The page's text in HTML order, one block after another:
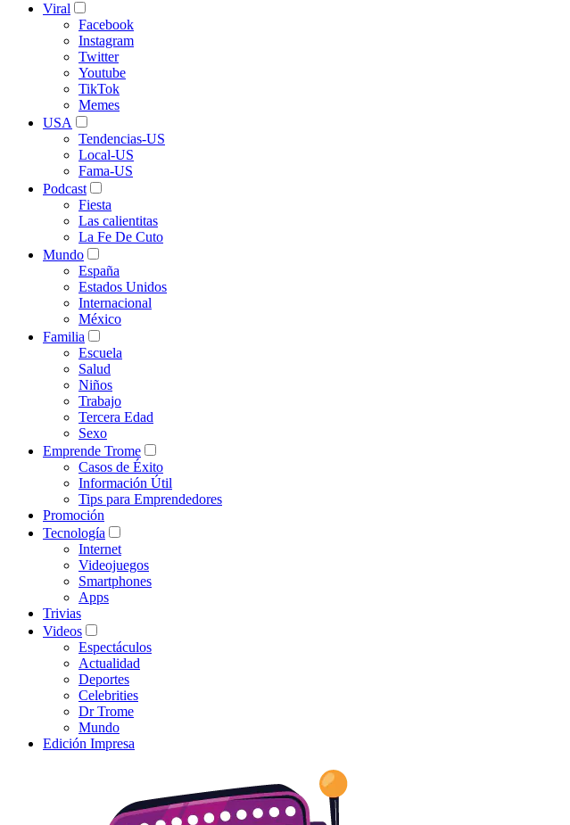
Viral
Facebook
Instagram
Twitter
Youtube
TikTok
Memes
USA
Tendencias-US
Local-US
Fama-US
Podcast
Fiesta
Las calientitas
La Fe De Cuto
Mundo
España
Estados Unidos
Internacional
México
Familia
Escuela
Salud
Niños
Trabajo
Tercera Edad
Sexo
Emprende Trome
Casos de Éxito
Información Útil
Tips para Emprendedores
Promoción
Tecnología
Internet
Videojuegos
Smartphones
Apps
Trivias
Videos
Espectáculos
Actualidad
Deportes
Celebrities
Dr Trome
Mundo
Edición Impresa